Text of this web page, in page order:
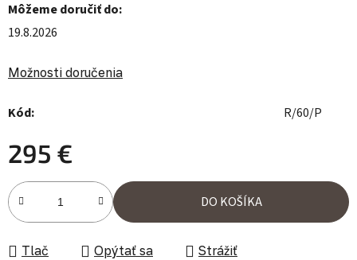
Môžeme doručiť do:
19.8.2026
Možnosti doručenia
Kód: R/60/P
295 €
Jednotková cena:
DO KOŠÍKA
Tlač Opýtať sa
Strážiť